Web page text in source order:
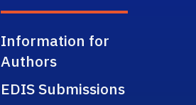
Information for
Authors
EDIS Submissions